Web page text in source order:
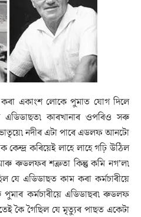
কৰা একাংশ লোকে পুমাত যোগ দিলে
কাৰখানাৰ ওপৰিও সৰু
নদীৰ এটা পাৰে এডলফ আনটো
কৰিয়েই লাহে লাহে গঢ়ি উঠিল
ৰুডলফৰ শত্ৰুতা কিন্তু কমি নগ’ল৷
যে এডিডাছত কাম কৰা কৰ্মচাৰীয়ে
কৰ্মচাৰীয়ে এডিডাছৰ৷ ৰুডলফ
কৈ গৈছিল যে মৃত্যুৰ পাছত একেটা